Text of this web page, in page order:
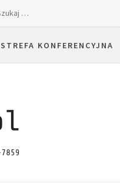
STREFA KONFERENCYJNA